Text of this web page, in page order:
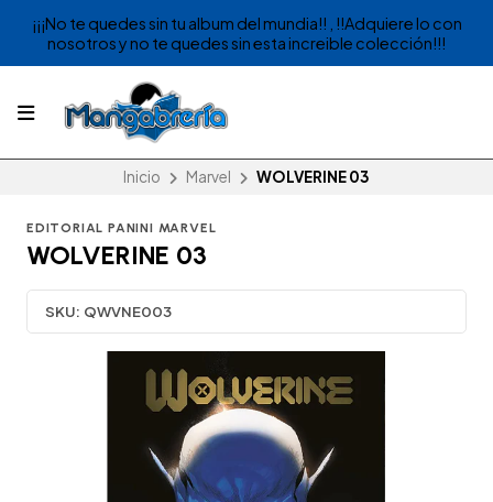
¡¡¡No te quedes sin tu album del mundia!! , !!Adquiere lo con
nosotros y no te quedes sin esta increible colección!!!
Inicio Marvel WOLVERINE 03
EDITORIAL PANINI MARVEL
WOLVERINE 03
SKU: QWVNE003